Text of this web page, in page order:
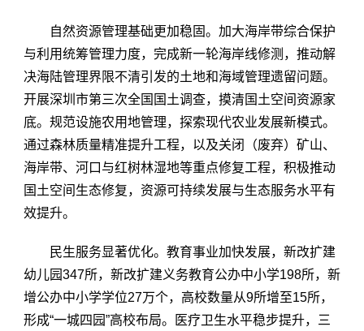
自然资源管理基础更加稳固。加大海岸带综合保护
与利用统筹管理力度，完成新一轮海岸线修测，推动解
决海陆管理界限不清引发的土地和海域管理遗留问题。
开展深圳市第三次全国国土调查，摸清国土空间资源家
底。规范设施农用地管理，探索现代农业发展新模式。
通过森林质量精准提升工程，以及关闭（废弃）矿山、
海岸带、河口与红树林湿地等重点修复工程，积极推动
国土空间生态修复，资源可持续发展与生态服务水平有
效提升。
民生服务显著优化。教育事业加快发展，新改扩建
幼儿园347所，新改扩建义务教育公办中小学198所，新
增公办中小学学位27万个，高校数量从9所增至15所，
形成“一城四园”高校布局。医疗卫生水平稳步提升，三